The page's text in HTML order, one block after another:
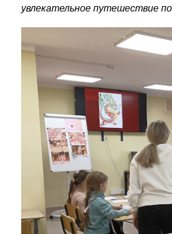
увлекательное путешествие